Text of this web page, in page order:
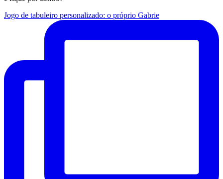
Jogo de tabuleiro personalizado: o próprio Gabrie